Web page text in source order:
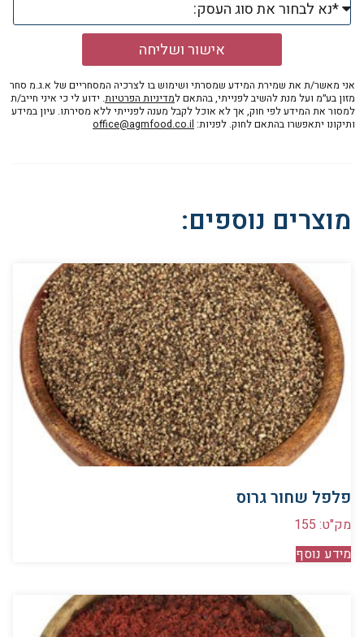
אישור ושליחה
אני מאשר/ת את שמירת המידע שמסרתי ושימוש בו לצרכיה המסחריים של א.ג.מ סחר
מזון בע״מ ועל מנת להשיב לפנייתי, בהתאם למדיניות הפרטיות. ידוע לי כי איני חייב/ת
למסור את המידע לפי חוק, אך לא אוכל לקבל מענה לפנייתי ללא מסירתו. עיון במידע
ותיקונו יתאפשרו בהתאם לחוק. לפניות: office@agmfood.co.il
מוצרים נוספים:
פלפל שחור גרוס
מק"ט: 155
מידע נוסף